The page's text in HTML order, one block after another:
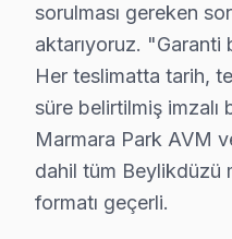
• Beylikdüzü'de
Beylikdüzü
Beylikdüzü Dijitsu
Dijitsu
Kurulum hizmetlerimiz
sorulması gereken
aktarıyoruz. "Garanti
Her teslimatta tarih,
süre belirtilmiş imzalı
Marmara Park AVM
dahil tüm Beylikdüzü
formatı geçerli.